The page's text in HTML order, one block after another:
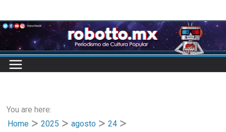
to
content
You are here:
Home
2025 agosto
24